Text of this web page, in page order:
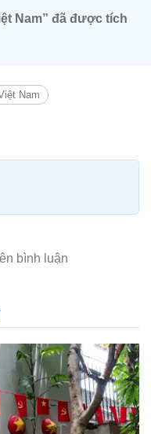
Nam” đã được tích
Nam